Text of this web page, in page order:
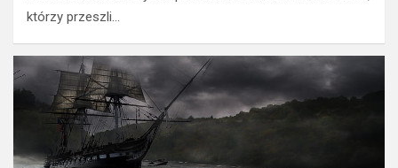
którzy przeszli…